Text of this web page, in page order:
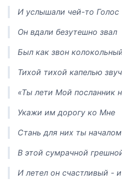
И услышали чей-то Голос
Он вдали безутешно звал
Был как звон
Тихой тихой капелью
«Ты лети Мой посланник
Укажи им дорогу ко Мне
Стань для них ты
В этой сумрачной
И летел он счастливый -